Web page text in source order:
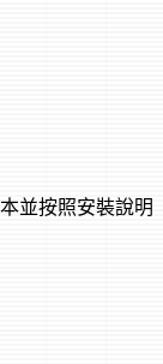
並按照安裝說明